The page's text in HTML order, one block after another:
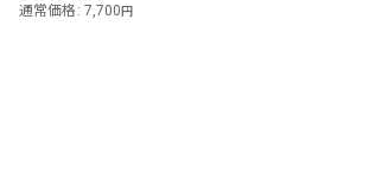
通常価格 : 7,700 円